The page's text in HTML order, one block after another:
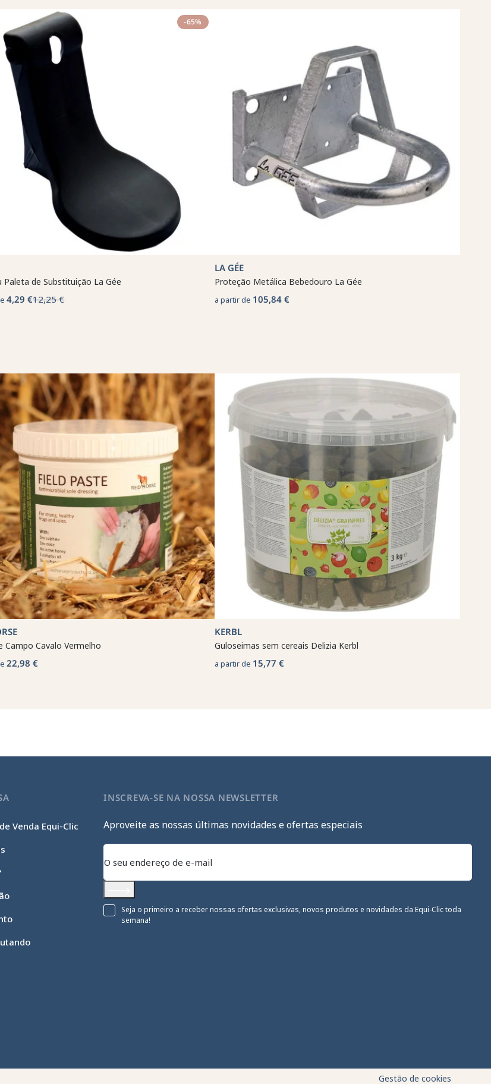
de privacidade, garantindo conformidade com as regulamentações. Personalize suas preferências para
-65%
Paleta de Substituição La Gée
4,29 €12,25 €
LA GÉE
Proteção Metálica Bebedouro La Gée
a partir de 105,84 €
Campo Cavalo Vermelho
22,98 €
KERBL
Guloseimas sem cereais Delizia Kerbl
a partir de 15,77 €
Venda Equi-Clic
INSCREVA-SE NA NOSSA NEWSLETTER
Aproveite as nossas últimas novidades e ofertas especiais
Subscrever
Seja o primeiro a receber nossas ofertas exclusivas, novos produtos e novidades da Equi-Clic toda
semana!
Gestão de cookies